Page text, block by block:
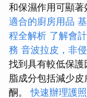
和保濕作用可顯著
適合的廚房用品
程全解析 了解會
務 音波拉皮，非
找到具有較低保
脂成分包括減少
酮。快速辦理護